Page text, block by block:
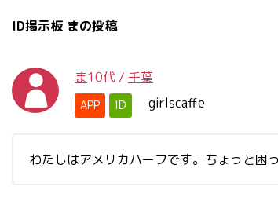
ID掲示板 まの投稿
ま10代 / 千葉
APP ID girlscaffe
わたしはアメリカハーフです。ちょっと困